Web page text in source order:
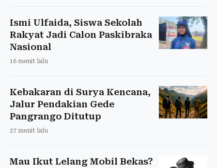
Ismi Ulfaida, Siswa Sekolah
Rakyat Jadi Calon Paskibraka
Nasional
16 menit lalu
Kebakaran di Surya Kencana,
Jalur Pendakian Gede
Pangrango Ditutup
27 menit lalu
Mau Ikut Lelang Mobil Bekas?